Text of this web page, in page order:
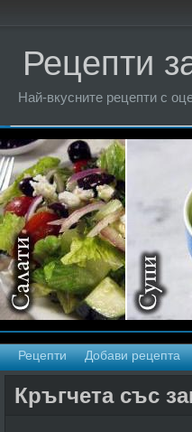
Рецепти
Най-вкусните рецепти с
Рецепти Добави рецепта
Кръгчета със